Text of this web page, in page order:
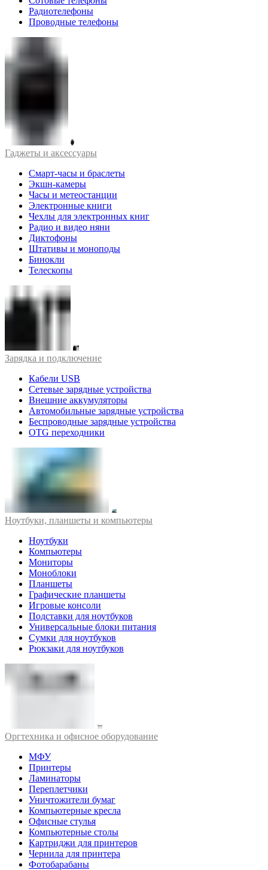
Радиотелефоны
Проводные телефоны
Гаджеты и аксессуары
Смарт-часы и браслеты
Экшн-камеры
Часы и метеостанции
Электронные книги
Чехлы для электронных книг
Радио и видео няни
Диктофоны
Штативы и моноподы
Бинокли
Телескопы
Зарядка и подключение
Кабели USB
Сетевые зарядные устройства
Внешние аккумуляторы
Автомобильные зарядные устройства
Беспроводные зарядные устройства
OTG переходники
Ноутбуки, планшеты и компьютеры
Ноутбуки
Компьютеры
Мониторы
Моноблоки
Планшеты
Графические планшеты
Игровые консоли
Подставки для ноутбуков
Универсальные блоки питания
Сумки для ноутбуков
Рюкзаки для ноутбуков
Оргтехника и офисное оборудование
МФУ
Принтеры
Ламинаторы
Переплетчики
Уничтожители бумаг
Компьютерные кресла
Офисные стулья
Компьютерные столы
Картриджи для принтеров
Чернила для принтера
Фотобарабаны